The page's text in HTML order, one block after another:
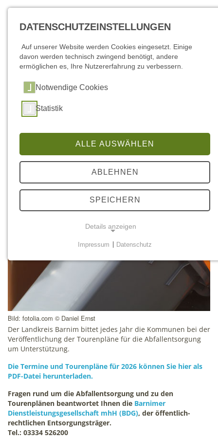
Abfallentsorgung
Termine für 2026
Bild: fotolia.com © Daniel Ernst
Der Landkreis Barnim bittet jedes Jahr die Kommunen bei der
Veröffentlichung der Tourenpläne für die Abfallentsorgung
um Unterstützung.
Die Termine und Tourenpläne für 2026 können Sie hier als
PDF-Datei herunterladen.
Fragen rund um die Abfallentsorgung und zu den
Tourenplänen beantwortet Ihnen die Barnimer
Dienstleistungsgesellschaft mhH (BDG), der öffentlich-
rechtlichen Entsorgungsträger.
Tel.: 03334 526200
DATENSCHUTZEINSTELLUNGEN
Auf unserer Website werden Cookies eingesetzt. Einige
davon werden technisch zwingend benötigt, andere
ermöglichen es, Ihre Nutzererfahrung zu verbessern.
Notwendige Cookies
Statistik
ALLE AUSWÄHLEN
ABLEHNEN
SPEICHERN
Details anzeigen
Notwendige Cookies werden für grundlegende
Funktionen der Website benötigt. Dadurch ist
gewährleistet, dass die Website einwandfrei funktioniert.
mtm_consent
Name:
mtm_consent, mtm_consent_removed
Anbieter:
matomo.org
Zweck:
Cookies zum Speichern der Cookie Consent
Einstellungen
Cookie Laufzeit:
Impressum Datenschutz